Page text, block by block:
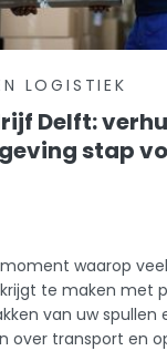
LOGISTIEK
Delft:
stap
waarop
te maken met
van uw spullen
over transport en